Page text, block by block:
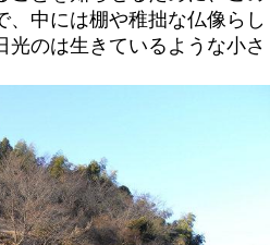
、中には棚や稚拙な仏像らし
光のは生きているような小さ